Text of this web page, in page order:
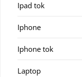
Ipad tok
Iphone
Iphone tok
Laptop